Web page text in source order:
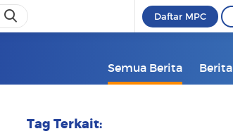
Daftar MPC
Semua Berita Berita
Tag Terkait: